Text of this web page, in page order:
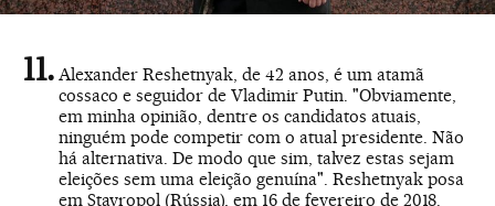
Alexander Reshetnyak, de 42 anos, é um atamã
cossaco e seguidor de Vladimir Putin. "Obviamente,
em minha opinião, dentre os candidatos atuais,
ninguém pode competir com o atual presidente. Não
há alternativa. De modo que sim, talvez estas sejam
eleições sem uma eleição genuína". Reshetnyak posa
em Stavropol (Rússia), em 16 de fevereiro de 2018.